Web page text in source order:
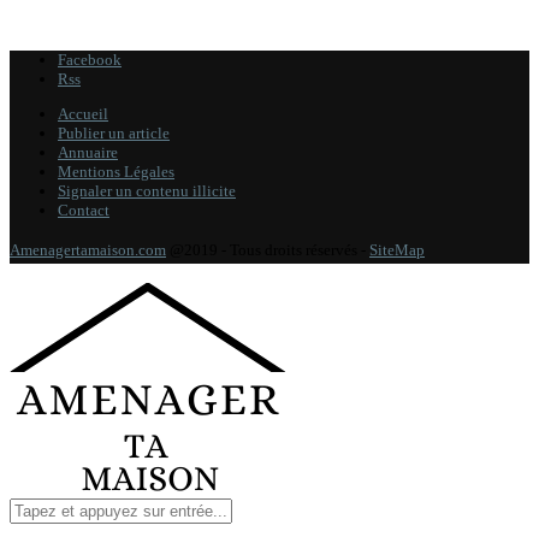
Facebook
Rss
Accueil
Publier un article
Annuaire
Mentions Légales
Signaler un contenu illicite
Contact
Amenagertamaison.com SiteMap